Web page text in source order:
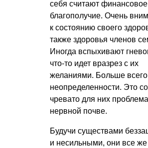
себя считают финансовое
благополучие. Очень
к состоянию своего
также здоровья членов
Иногда вспыхивают
что-то идет вразрез с их
желаниями. Больше
неопределенности. Это
чревато для них
нервной почве.
Будучи существами
и несильными, они все